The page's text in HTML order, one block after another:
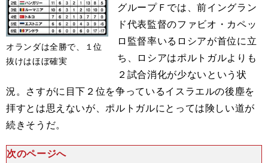
オランダは全勝で、１位
抜けはほぼ確実
グループＦでは、前イングラン
ド代表監督のファビオ・カペッ
ロ監督率いるロシアが首位に立
ち、ロシアはポルトガルよりも
２試合消化が少ないという状
況。さすがに目下２位を争っているイスラエルの後塵を
拝すとは思えないが、ポルトガルにとっては険しい道が
続きそうだ。
次のページへ